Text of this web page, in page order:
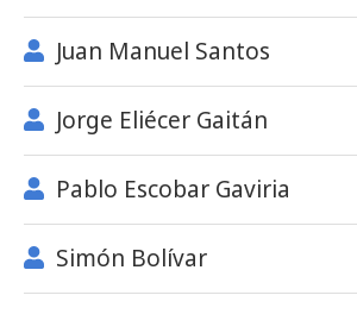
Juan Manuel Santos
Jorge Eliécer Gaitán
Pablo Escobar Gaviria
Simón Bolívar